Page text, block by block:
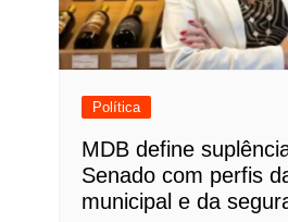
Política
MDB define
Senado com perfis
municipal e da